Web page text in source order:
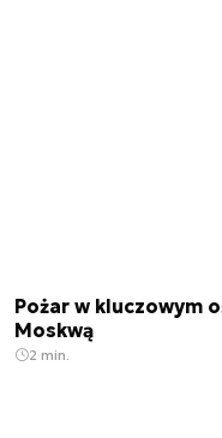
Pożar w kluczowym
Moskwą
2 min.